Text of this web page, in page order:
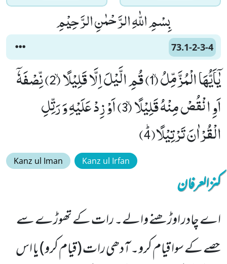
بِسْمِ اللّٰهِ الرَّحْمٰنِ الرَّحِیْمِ
73.1-2-3-4
یٰۤاَیُّهَا الْمُزَّمِّلُۙ (1) قُمِ الَّیْلَ اِلَّا قَلِیْلًاۙ (2) نِّصْفَهٗۤ
اَوِ انْقُصْ مِنْهُ قَلِیْلًاۙ (3) اَوْ زِدْ عَلَیْهِ وَ رَتِّلِ
الْقُرْاٰنَ تَرْتِیْلًاﭤ(4)
Kanz ul Iman Kanz ul Irfan
کنزالعرفان
اے چادر اوڑھنے والے۔ رات کے تھوڑے سے
حصے کے سوا قیام کرو۔ آدھی رات (قیام کرو) یا اس